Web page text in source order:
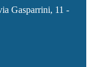
Gasparrini, 11 -